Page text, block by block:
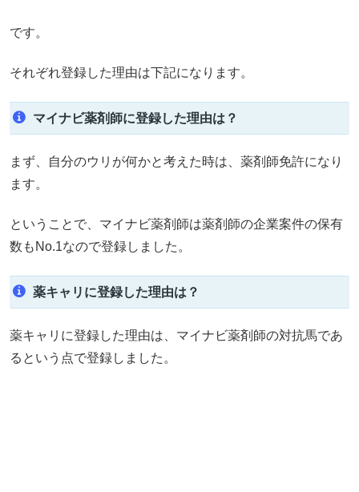
です。
それぞれ登録した理由は下記になります。
マイナビ薬剤師に登録した理由は？
まず、自分のウリが何かと考えた時は、薬剤師免許になり
ます。
ということで、マイナビ薬剤師は薬剤師の企業案件の保有
数もNo.1なので登録しました。
薬キャリに登録した理由は？
薬キャリに登録した理由は、マイナビ薬剤師の対抗馬であ
るという点で登録しました。